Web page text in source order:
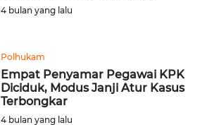
4 bulan yang lalu
Polhukam
Empat Penyamar Pegawai KPK
Diciduk, Modus Janji Atur Kasus
Terbongkar
4 bulan yang lalu